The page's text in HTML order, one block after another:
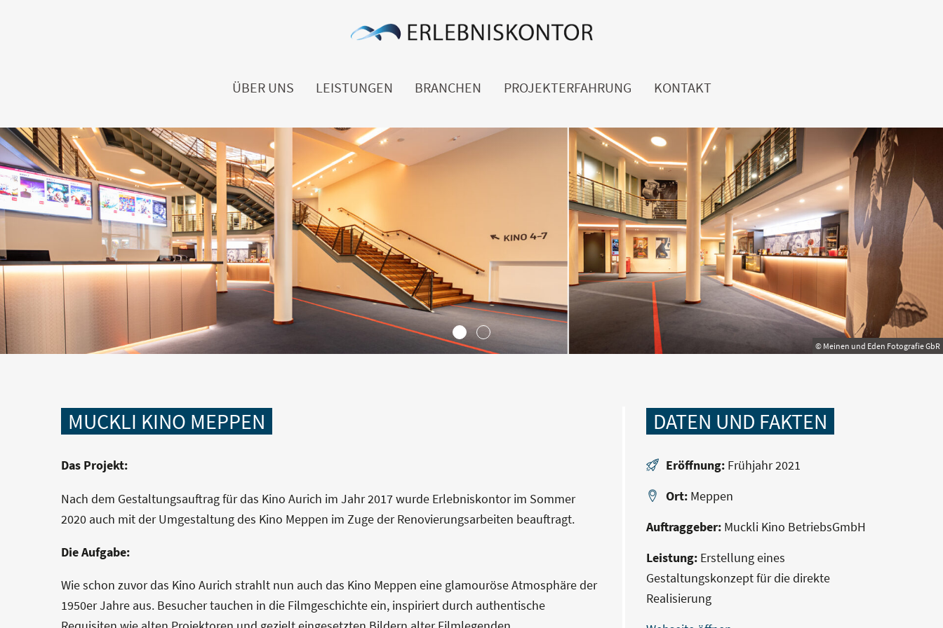
ÜBER UNS LEISTUNGEN BRANCHEN PROJEKTERFAHRUNG KONTAKT
© Meinen und Eden Fotografie GbR
MUCKLI KINO MEPPEN
Das Projekt:
Nach dem Gestaltungsauftrag für das Kino Aurich im Jahr 2017 wurde Erlebniskontor im Sommer
2020 auch mit der Umgestaltung des Kino Meppen im Zuge der Renovierungsarbeiten beauftragt.
Die Aufgabe:
Wie schon zuvor das Kino Aurich strahlt nun auch das Kino Meppen eine glamouröse Atmosphäre der
1950er Jahre aus. Besucher tauchen in die Filmgeschichte ein, inspiriert durch authentische
DATEN UND FAKTEN
Eröffnung: Frühjahr 2021
Ort: Meppen
Auftraggeber: Muckli Kino BetriebsGmbH
Leistung: Erstellung eines
Gestaltungskonzept für die direkte
Realisierung